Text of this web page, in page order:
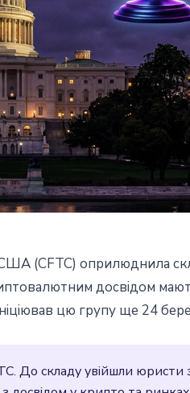
таск-
США (CFTC) оприлюднила
досвідом
цю групу ще 24
До складу увійшли юристи